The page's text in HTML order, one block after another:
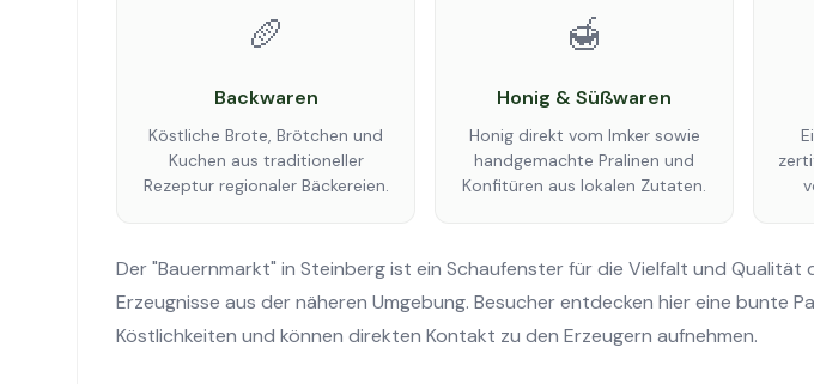
🥖
Backwaren
Köstliche Brote, Brötchen und
Kuchen aus traditioneller
Rezeptur regionaler Bäckereien.
🍯
Honig & Süßwaren
Honig direkt vom Imker sowie
handgemachte Pralinen und
Konfitüren aus lokalen Zutaten.
Der "Bauernmarkt" in Steinberg ist ein Schaufenster für die Vielfalt und
Erzeugnisse aus der näheren Umgebung. Besucher entdecken hier eine bunte
Köstlichkeiten und können direkten Kontakt zu den Erzeugern aufnehmen.